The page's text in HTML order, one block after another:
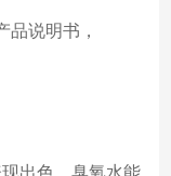
品说明书，
出色。臭氧水能